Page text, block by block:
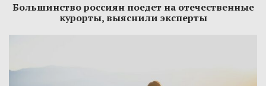
Большинство россиян поедет на отечественные
курорты, выяснили эксперты